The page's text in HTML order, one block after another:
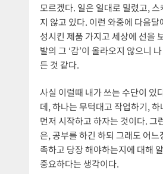
모르겠다. 일은 일대로 밀렸고,
지 않고 있다. 이런 와중에 다음
성시킨 제품 가지고 세상에 선을
발의 그 ‘감’이 올라오지 않으니
든 것 같다.
사실 이럴때 내가 쓰는 수단이 있
데, 하나는 무턱대고 작업하기, 하
먼저 시작하고 하자는 것이다. 그
은, 공부를 하긴 하되 그래도 어느
족하고 당장 해야하는지에 대해
중요하다는 생각이다.